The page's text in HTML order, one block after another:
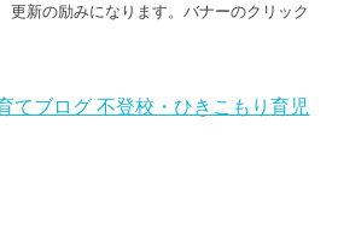
更新の励みになります。バナーのクリック